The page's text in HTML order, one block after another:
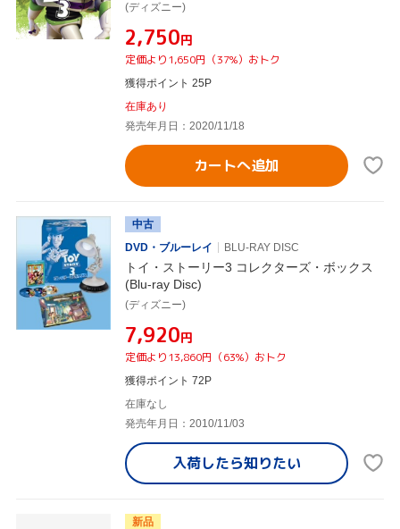
(ディズニー)
¥2,750円
定価より1,650円（37%）おトク
獲得ポイント 25P
在庫あり
発売年月日：2020/11/18
カートへ追加
中古
DVD・ブルーレイ
BLU-RAY DISC
トイ・ストーリー3 コレクターズ・ボックス
(Blu-ray Disc)
(ディズニー)
¥7,920円
定価より13,860円（63%）おトク
獲得ポイント 72P
在庫なし
発売年月日：2010/11/03
入荷したら知りたい
新品